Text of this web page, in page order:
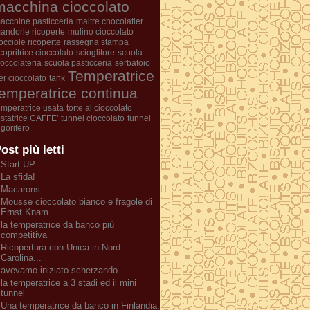
cioccolato
pasticceria maitre chocolatier
ricoperte mulino cioccolato
ricoperte rassegna stampa
cioccolato scioglitore scuola
scuola pasticceria serbatoio
cioccolato tank Temperatrice
continua
usata torte al cioccolato
CAFFE' tunnel cioccolato tunnel
più letti
Start UP
La sfida!
Macarons
Mousse cioccolato bianco e fragole di
Ernst Knam.
la temperatrice da banco più
competitiva
Ricopertura con Unica in Nord
Carolina...
avevamo iniziato scherzando ... ...
la temperatrice a 3 stadi ed il mini
tunnel
Una temperatrice da banco in Finlandia.